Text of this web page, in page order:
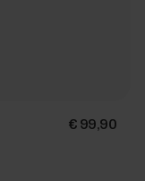
€ 99,90